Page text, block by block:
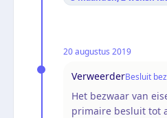
20 augustus 2019
VerweerderBesluit
Het bezwaar van
primaire besluit tot